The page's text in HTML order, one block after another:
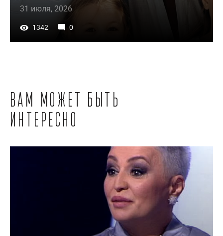
31 июля, 2026
1342 0
Вам может быть
интересно